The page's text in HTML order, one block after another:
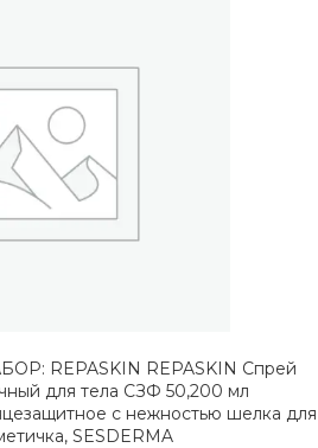
REPASKIN REPASKIN Спрей
для тела СЗФ 50,200 мл
с нежностью шелка для
SESDERMA